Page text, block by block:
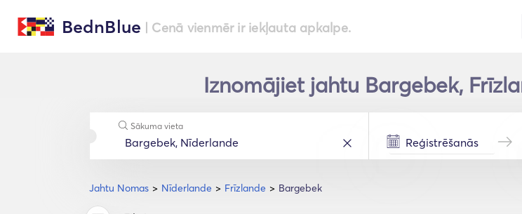
BednBlue | Cenā vienmēr ir iekļauta apkalpe.
Iznomājiet jahtu Bargebek,
Jahtu Nomas Nīderlande Frīzlande Bargebek
Sākuma vieta